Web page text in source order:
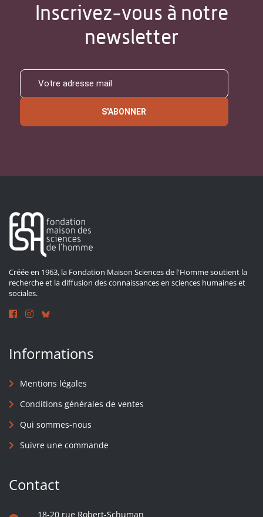
Inscrivez-vous à notre
newsletter
S'ABONNER
Créée en 1963, la Fondation Maison Sciences de l'Homme soutient la
recherche et la diffusion des connaissances en sciences humaines et
sociales.
Informations
Mentions légales
Conditions générales de ventes
Qui sommes-nous
Suivre une commande
Contact
18-20 rue Robert-Schuman